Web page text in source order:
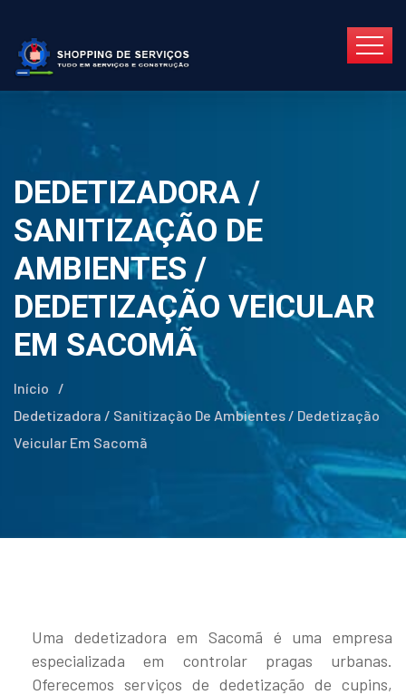
DEDETIZADORA /
SANITIZAÇÃO DE
AMBIENTES /
DEDETIZAÇÃO VEICULAR
EM SACOMÃ
Início
/
Dedetizadora / Sanitização De Ambientes / Dedetização
Veicular Em Sacomã
Uma dedetizadora em Sacomã é uma empresa
especializada em controlar pragas urbanas.
Oferecemos serviços de dedetização de cupins,